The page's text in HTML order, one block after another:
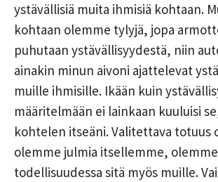
ystävällisiä muita ihmisiä kohtaan.
kohtaan olemme tylyjä, jopa
puhutaan ystävällisyydestä, niin
ainakin minun aivoni ajattelevat
muille ihmisille. Ikään kuin
määritelmään ei lainkaan kuuluisi
kohtelen itseäni. Valitettava totuus
olemme julmia itsellemme, olemme
todellisuudessa sitä myös muille.